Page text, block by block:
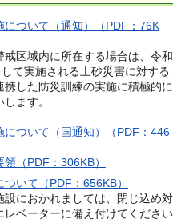
ついて（通知）（PDF：76K
区域内に所在する場合は、令和
て実施される土砂災害に対する
した防災訓練の実施に積極的に
ます。
ついて（国通知）（PDF：446
（PDF：306KB）
いて（PDF：656KB）
におかれましては、閉じ込め対
ベーターに備え付けてください